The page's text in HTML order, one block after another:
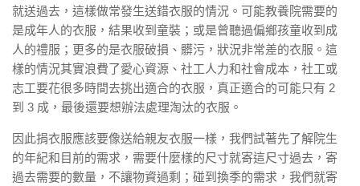
就送過去，這樣做常發生送錯衣服的情況。可能教養院需要的
是成年人的衣服，結果收到童裝；或是曾聽過偏鄉孩童收到成
人的禮服；更多的是衣服破損、髒污，狀況非常差的衣服。這
樣的情況其實浪費了愛心資源、社工人力和社會成本，社工或
志工要花很多時間去挑出適合的衣服，真正適合的可能只有 2
到 3 成，最後還要想辦法處理淘汰的衣服。
因此捐衣服應該要像送給親友衣服一樣，我們試著先了解院生
的年紀和目前的需求，需要什麼樣的尺寸就寄這尺寸過去，寄
過去需要的數量，不讓物資過剩；碰到換季的需求，我們就寄